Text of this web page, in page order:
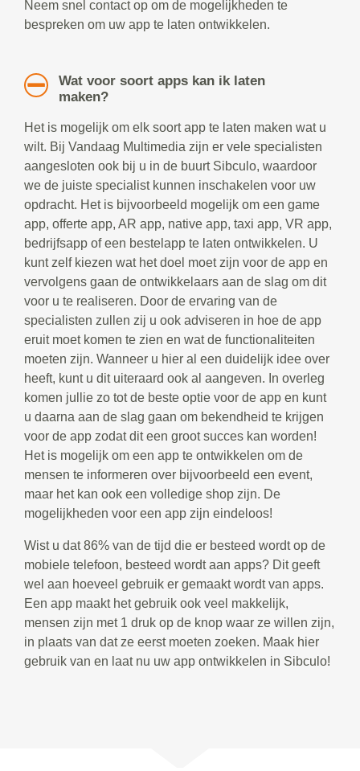
Neem snel contact op om de mogelijkheden te
bespreken om uw app te laten ontwikkelen.
Wat voor soort apps kan ik laten
maken?
Het is mogelijk om elk soort app te laten maken wat u
wilt. Bij Vandaag Multimedia zijn er vele specialisten
aangesloten ook bij u in de buurt Sibculo, waardoor
we de juiste specialist kunnen inschakelen voor uw
opdracht. Het is bijvoorbeeld mogelijk om een game
app, offerte app, AR app, native app, taxi app, VR app,
bedrijfsapp of een bestelapp te laten ontwikkelen. U
kunt zelf kiezen wat het doel moet zijn voor de app en
vervolgens gaan de ontwikkelaars aan de slag om dit
voor u te realiseren. Door de ervaring van de
specialisten zullen zij u ook adviseren in hoe de app
eruit moet komen te zien en wat de functionaliteiten
moeten zijn. Wanneer u hier al een duidelijk idee over
heeft, kunt u dit uiteraard ook al aangeven. In overleg
komen jullie zo tot de beste optie voor de app en kunt
u daarna aan de slag gaan om bekendheid te krijgen
voor de app zodat dit een groot succes kan worden!
Het is mogelijk om een app te ontwikkelen om de
mensen te informeren over bijvoorbeeld een event,
maar het kan ook een volledige shop zijn. De
mogelijkheden voor een app zijn eindeloos!
Wist u dat 86% van de tijd die er besteed wordt op de
mobiele telefoon, besteed wordt aan apps? Dit geeft
wel aan hoeveel gebruik er gemaakt wordt van apps.
Een app maakt het gebruik ook veel makkelijk,
mensen zijn met 1 druk op de knop waar ze willen zijn,
in plaats van dat ze eerst moeten zoeken. Maak hier
gebruik van en laat nu uw app ontwikkelen in Sibculo!